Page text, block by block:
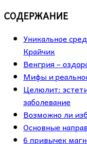
СОДЕРЖАНИЕ
Уникальное
Крайчик
Венгрия –
Мифы и
Целюлит:
заболевание
Возможно ли
Основные
6 привычек